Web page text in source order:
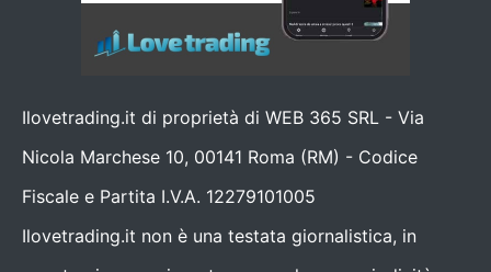
Ilovetrading.it di proprietà di WEB 365 SRL - Via
Nicola Marchese 10, 00141 Roma (RM) - Codice
Fiscale e Partita I.V.A. 12279101005
Ilovetrading.it non è una testata giornalistica, in